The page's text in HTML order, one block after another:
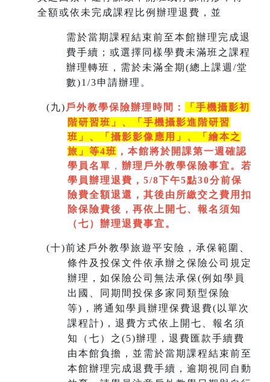
全額或依未完成課程比例辦理退費，並
需於當期課程結束前至本館辦理完成退
費手續；或選擇同樣學費未滿班之課程
辦理轉班，需於未滿全期(總上課週/堂
數)1/3申請辦理。
(九) 戶外教學保險辦理時間：
「手機攝影初
階研習班」、「手機攝影進階研習
班」、「 攝影影像應用」、「繪本之
旅」等4班 ，本館將於開課第一週 確認
學員名單 ， 辦理戶外教學保險事宜。若
學員辦理退費，5/8下午5點30分前保
險費全額退還，其後由所繳交之費用扣
除保險費後，再依上開七、 報名須知
（七）辦理退費事宜。
(十)前述戶外教學旅遊平安險，承保範圍、
條件及投保文件依承辦之保險公司規定
辦理，如保險公司無法承保(例如學員
出國、同期間投保多家同類型保險
等)，將通知學員辦理保費退費(以單次
課程計)，退費方式依上開七、報名須
知（七）之(5)辦理，退費匯款手續費
由本館負擔，並需於當期課程結束前至
本館辦理完成退費手續， 逾期視同自動